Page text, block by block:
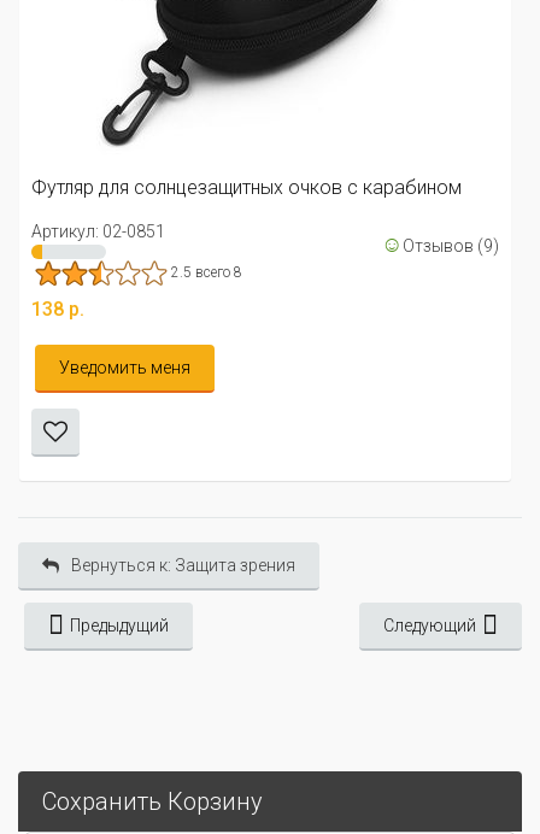
Футляр для солнцезащитных очков с карабином
Артикул: 02-0851 ☺ Отзывов (9)
2.5 всего 8
138 р.
Уведомить меня
Вернуться к: Защита зрения
Предыдущий Следующий
Сохранить Корзину